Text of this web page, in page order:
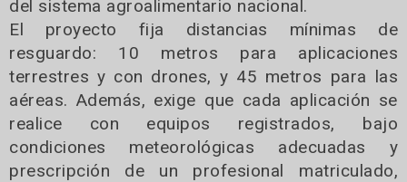
del sistema agroalimentario nacional.
El proyecto fija distancias mínimas de
resguardo: 10 metros para aplicaciones
terrestres y con drones, y 45 metros para las
aéreas. Además, exige que cada aplicación se
realice con equipos registrados, bajo
condiciones meteorológicas adecuadas y
prescripción de un profesional matriculado,